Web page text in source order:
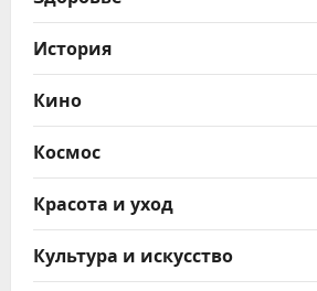
История
Кино
Космос
Красота и уход
Культура и искусство